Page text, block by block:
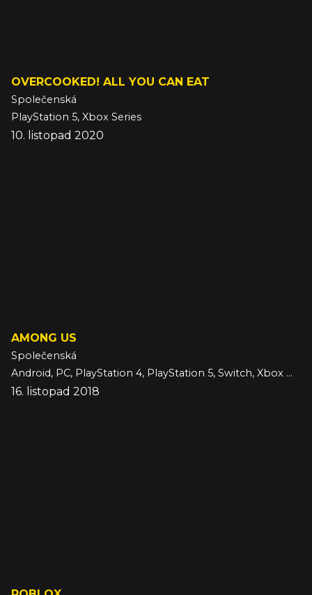
OVERCOOKED! ALL YOU CAN EAT
Společenská
PlayStation 5, Xbox Series
10. listopad 2020
AMONG US
Společenská
Android, PC, PlayStation 4, PlayStation 5, Switch, Xbox One, Xbox Series, iOS
16. listopad 2018